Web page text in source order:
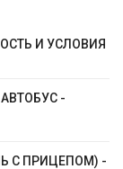
И УСЛОВИЯ
-
С ПРИЦЕПОМ) -